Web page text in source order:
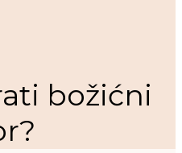
božićni